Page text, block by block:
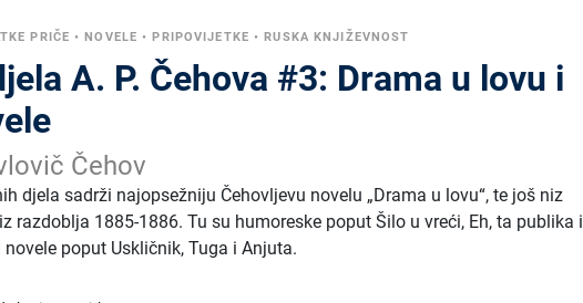
PRIČE •NOVELE •PRIPOVIJETKE •RUSKA KNJIŽEVNOST
A. P. Čehova #3: Drama u lovu i
Čehov
djela sadrži najopsežniju Čehovljevu novelu „Drama u lovu“, te još niz
razdoblja 1885-1886. Tu su humoreske poput Šilo u vreći, Eh, ta publika i
poput Uskličnik, Tuga i Anjuta.